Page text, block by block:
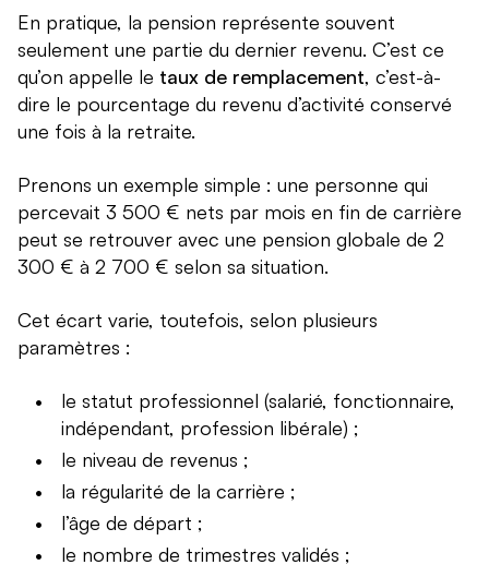
En pratique, la pension représente souvent
seulement une partie du dernier revenu. C’est ce
qu’on appelle le taux de remplacement, c’est-à-
dire le pourcentage du revenu d’activité conservé
une fois à la retraite.
Prenons un exemple simple : une personne qui
percevait 3 500 € nets par mois en fin de carrière
peut se retrouver avec une pension globale de 2
300 € à 2 700 € selon sa situation.
Cet écart varie, toutefois, selon plusieurs
paramètres :
le statut professionnel (salarié, fonctionnaire,
indépendant, profession libérale) ;
le niveau de revenus ;
la régularité de la carrière ;
l’âge de départ ;
le nombre de trimestres validés ;